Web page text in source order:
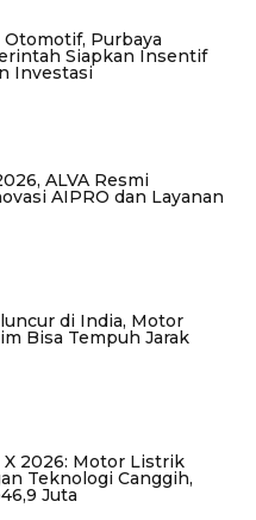
Purbaya
Siapkan Insentif
Investasi
ALVA Resmi
AIPRO dan Layanan
di India, Motor
Bisa Tempuh Jarak
X 2026: Motor Listrik
Teknologi Canggih,
Juta